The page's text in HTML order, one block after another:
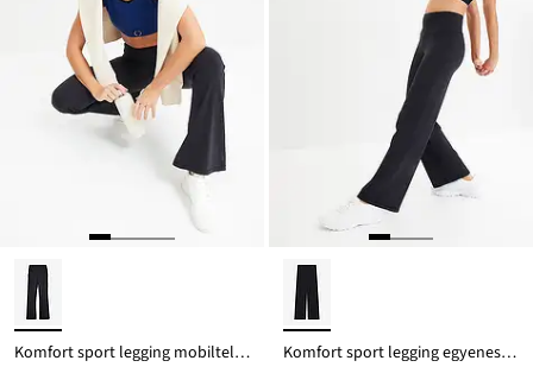
Komfort sport legging mobiltelefonos zsebbel és lefelé bővülő szárral, gyorsan szárad Komfort sport legging egyenes szárral, gyorsan szárad